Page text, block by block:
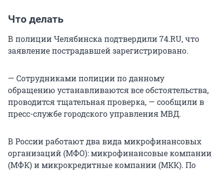
Что делать
В полиции Челябинска подтвердили 74.RU, что
заявление пострадавшей зарегистрировано.
— Сотрудниками полиции по данному
обращению устанавливаются все обстоятельства,
проводится тщательная проверка, — сообщили в
пресс-службе городского управления МВД.
В России работают два вида микрофинансовых
организаций (МФО): микрофинансовые компании
(МФК) и микрокредитные компании (МКК). По